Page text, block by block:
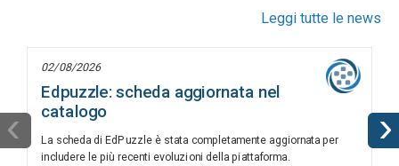
Leggi tutte le news
02/08/2026
Edpuzzle: scheda aggiornata nel
catalogo
La scheda di EdPuzzle è stata completamente aggiornata per
includere le più recenti evoluzioni della piattaforma.
‹ ›